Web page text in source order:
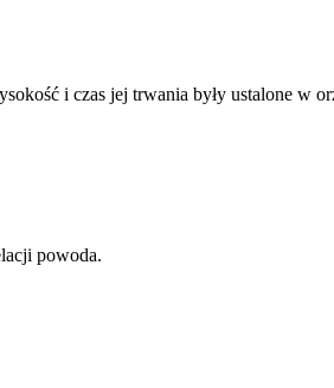
i czas jej trwania były ustalone w
powoda.